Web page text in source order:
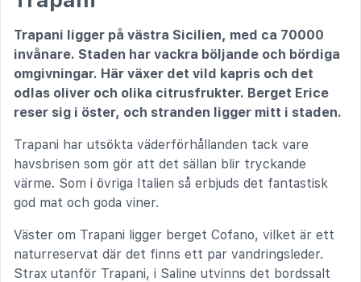
Trapani ligger på västra Sicilien, med ca 70000
invånare. Staden har vackra böljande och bördiga
omgivningar. Här växer det vild kapris och det
odlas oliver och olika citrusfrukter. Berget Erice
reser sig i öster, och stranden ligger mitt i staden.
Trapani har utsökta väderförhållanden tack vare
havsbrisen som gör att det sällan blir tryckande
värme. Som i övriga Italien så erbjuds det fantastisk
god mat och goda viner.
Väster om Trapani ligger berget Cofano, vilket är ett
naturreservat där det finns ett par vandringsleder.
Strax utanför Trapani, i Saline utvinns det bordssalt